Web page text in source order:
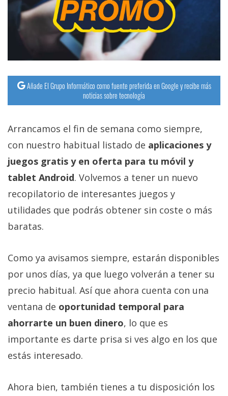
Añade El Grupo Informático como fuente preferida en Google y recibe más
noticias sobre tecnología
Arrancamos el fin de semana como siempre,
con nuestro habitual listado de aplicaciones y
juegos gratis y en oferta para tu móvil y
tablet Android. Volvemos a tener un nuevo
recopilatorio de interesantes juegos y
utilidades que podrás obtener sin coste o más
baratas.
Como ya avisamos siempre, estarán disponibles
por unos días, ya que luego volverán a tener su
precio habitual. Así que ahora cuenta con una
ventana de oportunidad temporal para
ahorrarte un buen dinero, lo que es
importante es darte prisa si ves algo en los que
estás interesado.
Ahora bien, también tienes a tu disposición los